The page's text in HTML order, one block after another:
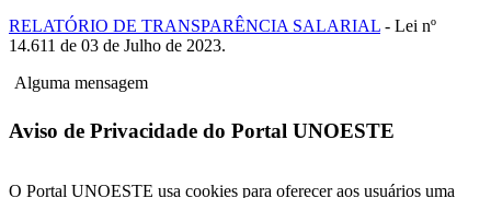
RELATÓRIO DE TRANSPARÊNCIA SALARIAL - Lei nº
14.611 de 03 de Julho de 2023.
Alguma mensagem
Aviso de Privacidade do Portal UNOESTE
O Portal UNOESTE usa cookies para oferecer aos usuários uma